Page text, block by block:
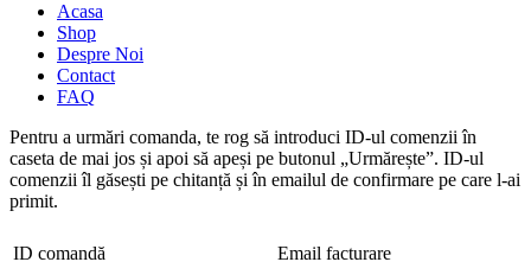
Acasa
Shop
Despre Noi
Contact
FAQ
Pentru a urmări comanda, te rog să introduci ID-ul comenzii în
caseta de mai jos și apoi să apeși pe butonul „Urmărește”. ID-ul
comenzii îl găsești pe chitanță și în emailul de confirmare pe care l-ai
primit.
ID comandă Email facturare